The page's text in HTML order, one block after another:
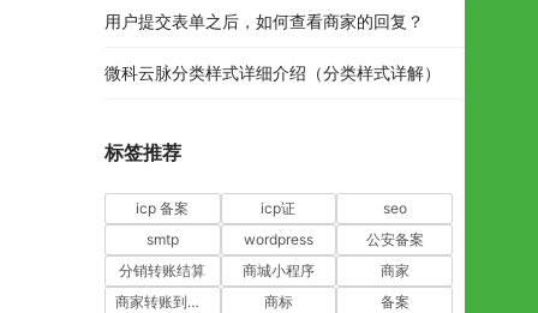
用户提交表单之后，如何查看商家的回复？
微科云脉分类样式详细介绍（分类样式详解）
标签推荐
icp 备案 icp证
seo
smtp
wordpress
公安备案
分销转账结算
商城小程序
商家
商家转账到零钱
商标
备案